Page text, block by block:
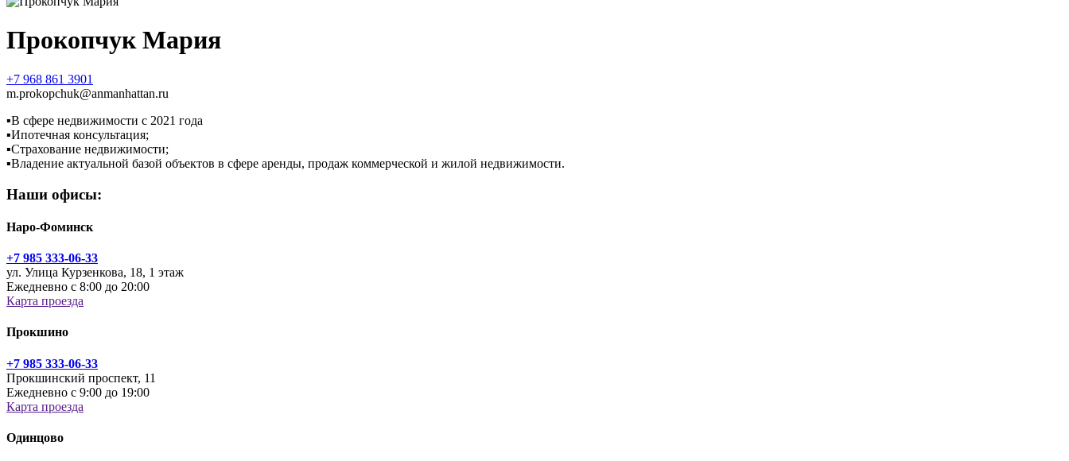
Прокопчук Мария
+7 968 861 3901
m.prokopchuk@anmanhattan.ru
▪В сфере недвижимости с 2021 года
▪Ипотечная консультация;
▪Страхование недвижимости;
▪Владение актуальной базой объектов в сфере аренды, продаж коммерческой и жилой недвижимости.
Наши офисы:
Наро-Фоминск
+7 985 333-06-33
ул. Улица Курзенкова, 18, 1 этаж
Ежедневно с 8:00 до 20:00
Карта проезда
Прокшино
+7 985 333-06-33
Прокшинский проспект, 11
Ежедневно с 9:00 до 19:00
Карта проезда
Одинцово